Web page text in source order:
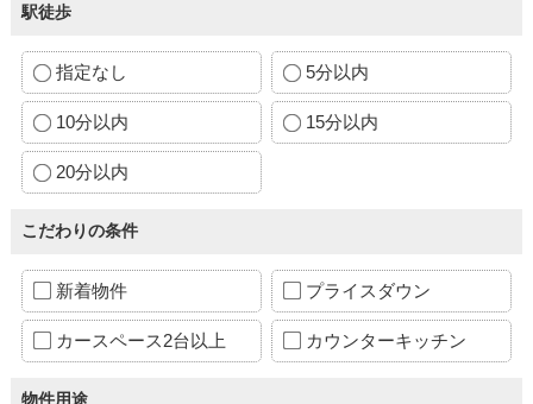
駅徒歩
指定なし 5分以内
10分以内 15分以内
20分以内
こだわりの条件
新着物件 プライスダウン
カースペース2台以上 カウンターキッチン
物件用途